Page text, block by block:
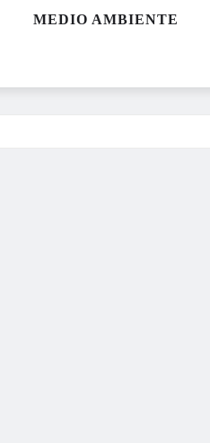
MEDIO AMBIENTE